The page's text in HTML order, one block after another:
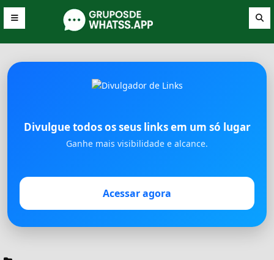
Divulgue todos os seus links em um só lugar
Ganhe mais visibilidade e alcance.
Acessar agora